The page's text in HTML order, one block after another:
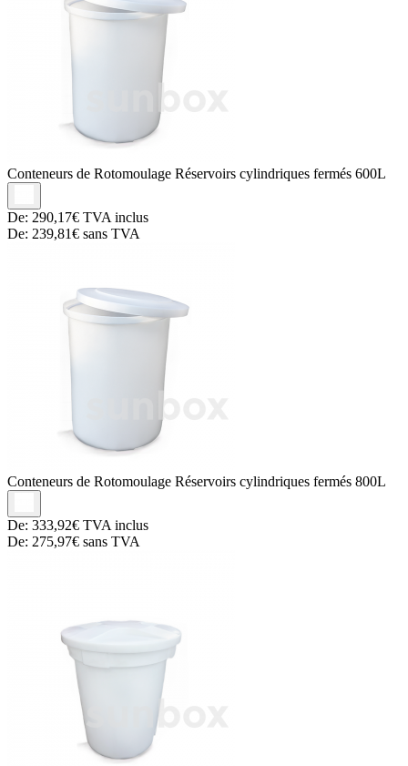
Conteneurs de Rotomoulage Réservoirs cylindriques fermés 600L
De: 290,17€ TVA inclus
De: 239,81€ sans TVA
Conteneurs de Rotomoulage Réservoirs cylindriques fermés 800L
De: 333,92€ TVA inclus
De: 275,97€ sans TVA